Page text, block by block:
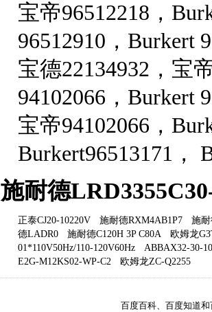
宝帝96512218，
96512910，Burkert
宝德22134932，宝
94102066，Burkert
宝帝94102066，
Burkert96513171，
施耐德
正泰CJ20-10220V 施耐德RXM4AB1P7
施
德LADR0
施耐德C120H 3P C80A
欧姆龙
01*110V50Hz/110-120V60Hz
ABBAX32-30-
E2G-M12KS02-WP-C2
欧姆龙ZC-Q2255
百度百科、百度知道